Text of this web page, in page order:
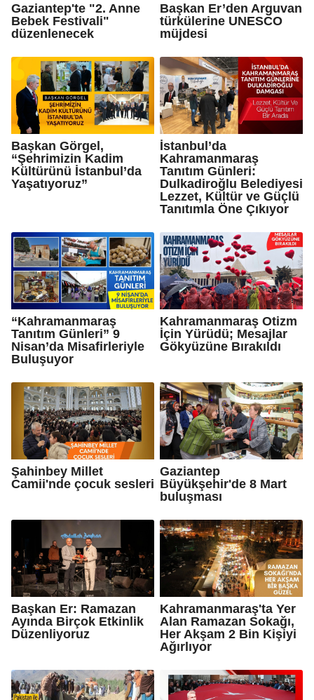
Gaziantep'te "2. Anne
Bebek Festivali"
düzenlenecek
Başkan Er’den Arguvan
türkülerine UNESCO
müjdesi
Başkan Görgel,
“Şehrimizin Kadim
Kültürünü İstanbul’da
Yaşatıyoruz”
İstanbul’da
Kahramanmaraş
Tanıtım Günleri:
Dulkadiroğlu Belediyesi
Lezzet, Kültür ve Güçlü
Tanıtımla Öne Çıkıyor
“Kahramanmaraş
Tanıtım Günleri” 9
Nisan’da Misafirleriyle
Buluşuyor
Kahramanmaraş Otizm
İçin Yürüdü; Mesajlar
Gökyüzüne Bırakıldı
Şahinbey Millet
Camii'nde çocuk sesleri
Gaziantep
Büyükşehir'de 8 Mart
buluşması
Başkan Er: Ramazan
Ayında Birçok Etkinlik
Düzenliyoruz
Kahramanmaraş'ta Yer
Alan Ramazan Sokağı,
Her Akşam 2 Bin Kişiyi
Ağırlıyor